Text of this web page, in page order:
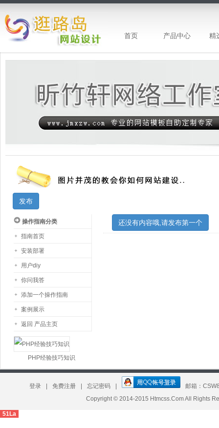
昕竹轩工作室-企业网站建设 企业网站模
板 昕竹轩工作室模板定制
首页 产品中心 精
发布
操作指南分类
指南首页
安装部署
用户diy
你问我答
添加一个操作指南
案例展示
返回 产品主页
PHP经验技巧知识
还没有内容哦,请发布第一个
登录 免费注册 忘记密码
邮箱：
Copyright © 2014-2015 Htmcss.Com All Rights
51La